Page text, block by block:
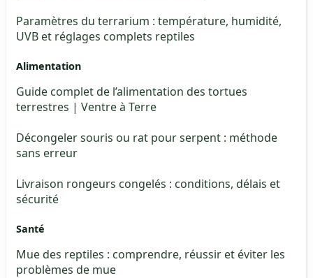
Paramètres du terrarium : température, humidité,
UVB et réglages complets reptiles
Alimentation
Guide complet de l’alimentation des tortues
terrestres | Ventre à Terre
Décongeler souris ou rat pour serpent : méthode
sans erreur
Livraison rongeurs congelés : conditions, délais et
sécurité
Santé
Mue des reptiles : comprendre, réussir et éviter les
problèmes de mue